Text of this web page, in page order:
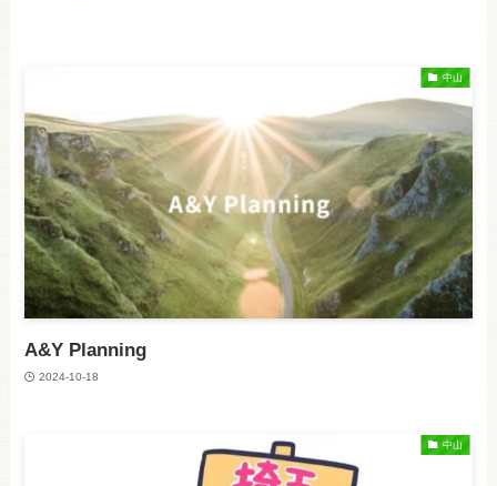
中山
A&Y Planning
2024-10-18
中山